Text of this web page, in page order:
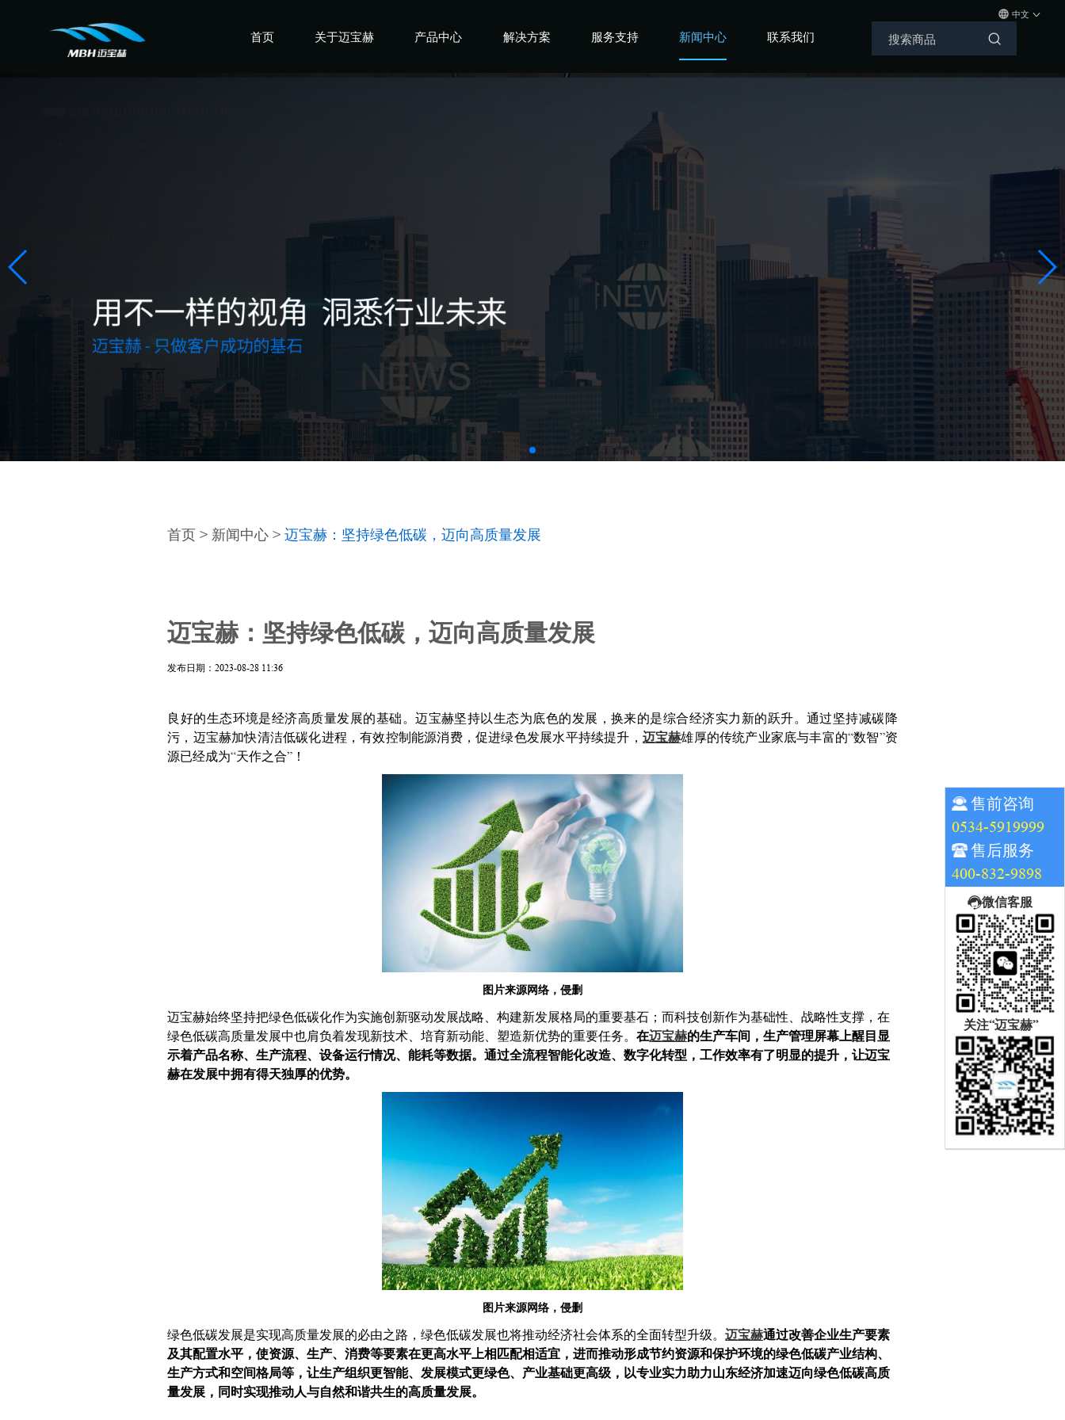
首页 关于迈宝赫 产品中心 解决方案 服务支持 新闻中心 联系我们
中文
售前咨询
0534-5919999
售后服务
400-832-9898
微信客服
关注“迈宝赫”
首页 > 新闻中心 >迈宝赫：坚持绿色低碳，迈向高质量发展
迈宝赫：坚持绿色低碳，迈向高质量发展
发布日期：2023-08-28 11:36
良好的生态环境是经济高质量发展的基础。迈宝赫坚持以生态为底色的发展，换来的是综合经济实力新的跃升。通过坚持减碳降
污，迈宝赫加快清洁低碳化进程，有效控制能源消费，促进绿色发展水平持续提升， 迈宝赫雄厚的传统产业家底与丰富的“数智”资
源已经成为“天作之合”！
图片来源网络，侵删
迈宝赫始终坚持把绿色低碳化作为实施创新驱动发展战略、构建新发展格局的重要基石；而科技创新作为基础性、战略性支撑，在
绿色低碳高质量发展中也肩负着发现新技术、培育新动能、塑造新优势的重要任务。在迈宝赫的生产车间，生产管理屏幕上醒目显
示着产品名称、生产流程、设备运行情况、能耗等数据。通过全流程智能化改造、数字化转型，工作效率有了明显的提升，让迈宝
赫在发展中拥有得天独厚的优势。
图片来源网络，侵删
绿色低碳发展是实现高质量发展的必由之路，绿色低碳发展也将推动经济社会体系的全面转型升级。迈宝赫通过改善企业生产要素
及其配置水平，使资源、生产、消费等要素在更高水平上相匹配相适宜，进而推动形成节约资源和保护环境的绿色低碳产业结构、
生产方式和空间格局等，让生产组织更智能、发展模式更绿色、产业基础更高级，以专业实力助力山东经济加速迈向绿色低碳高质
量发展，同时实现推动人与自然和谐共生的高质量发展。